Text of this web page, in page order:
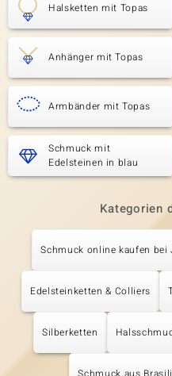
Halsketten mit Topas
Anhänger mit Topas
Armbänder mit Topas
Schmuck mit
Edelsteinen in blau
Kategorien
Schmuck online kaufen bei
Edelsteinketten & Colliers
Silberketten